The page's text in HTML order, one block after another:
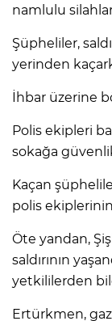
namlulu
Şüpheliler,
yerinden
İhbar üzerine
Polis ekipleri
sokağa
Kaçan
polis
Öte yandan,
saldırının
yetkililerden
Ertürkmen,